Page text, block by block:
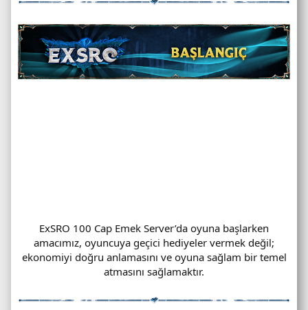
ExSRO 100 Cap Emek Server’da oyuna başlarken
amacımız, oyuncuya geçici hediyeler vermek değil;
ekonomiyi doğru anlamasını ve oyuna sağlam bir temel
atmasını sağlamaktır.